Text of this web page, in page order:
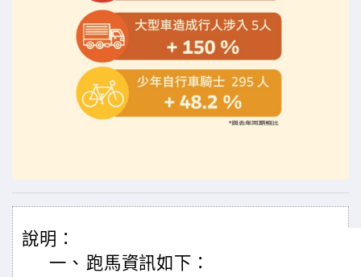
說明：
一、 跑馬資訊如下：